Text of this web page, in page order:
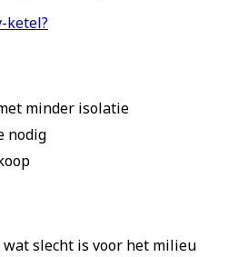
ketel?
minder isolatie
nodig
wat slecht is voor het milieu